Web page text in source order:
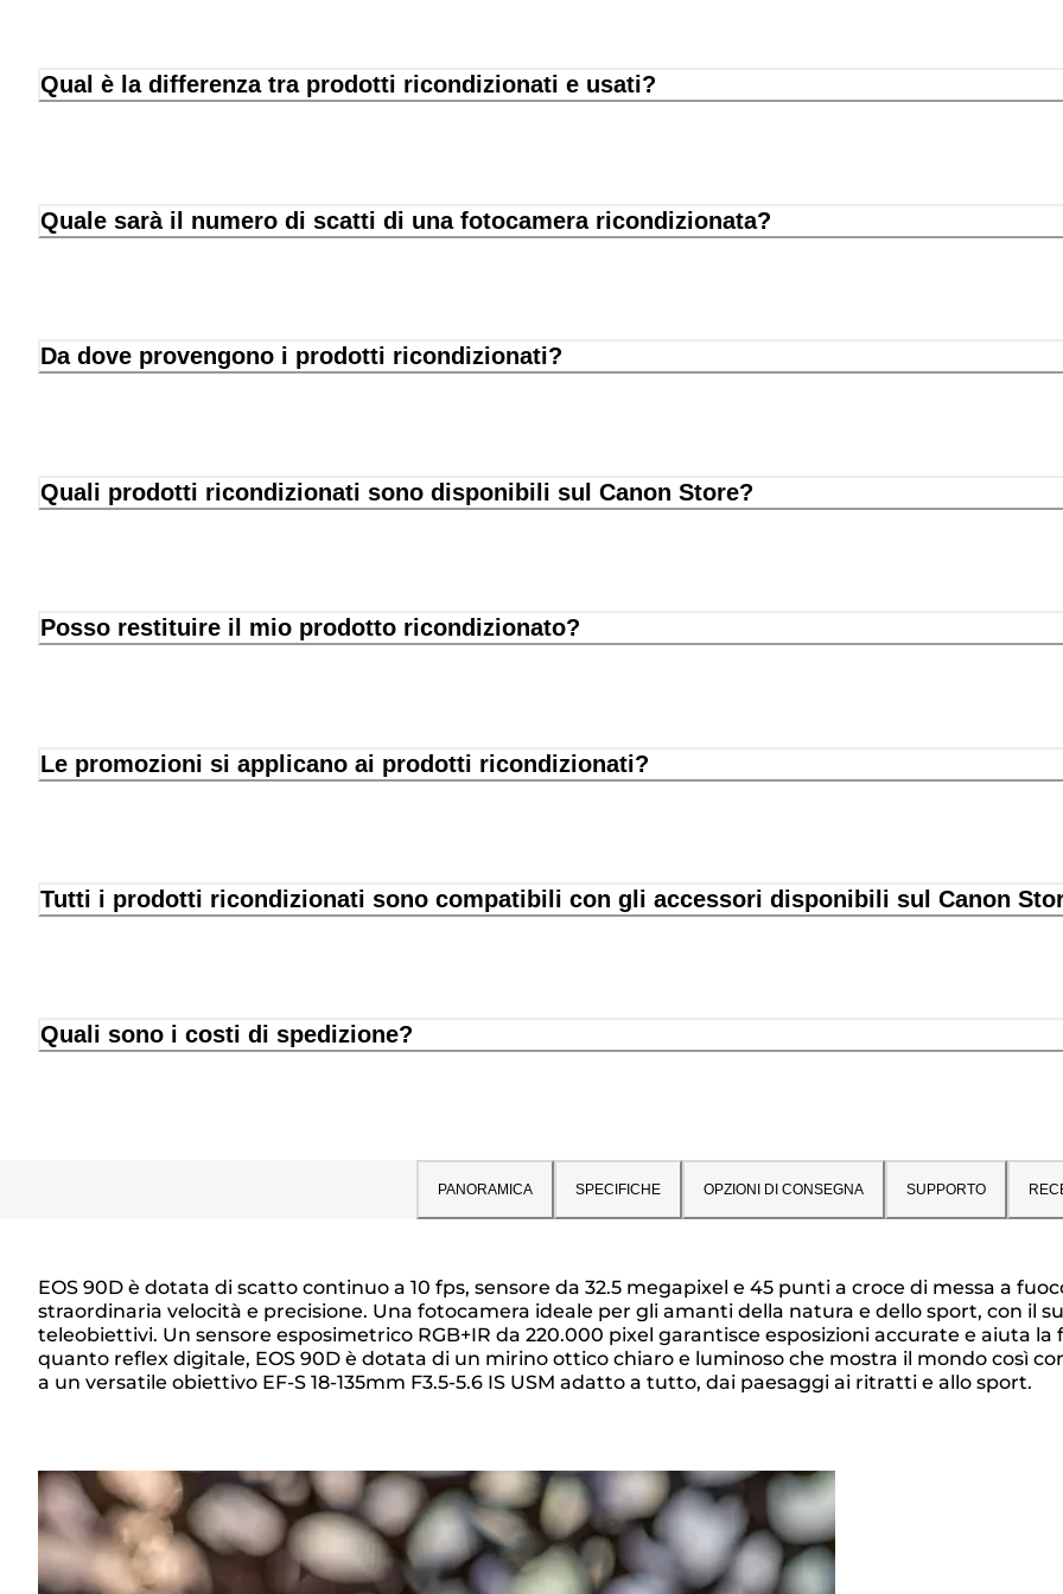
Qual è la differenza tra prodotti ricondizionati e usati?
Quale sarà il numero di scatti di una fotocamera ricondizionata?
Da dove provengono i prodotti ricondizionati?
Quali prodotti ricondizionati sono disponibili sul Canon Store?
Posso restituire il mio prodotto ricondizionato?
Le promozioni si applicano ai prodotti ricondizionati?
Tutti i prodotti ricondizionati sono compatibili con gli accessori disponibili sul Canon
Quali sono i costi di spedizione?
PANORAMICA SPECIFICHE OPZIONI DI CONSEGNA SUPPORTO
Panoramica
EOS 90D è dotata di scatto continuo a 10 fps, sensore da 32.5 megapixel e 45 punti a croce di messa a
straordinaria velocità e precisione. Una fotocamera ideale per gli amanti della natura e dello sport, con il
teleobiettivi. Un sensore esposimetrico RGB+IR da 220.000 pixel garantisce esposizioni accurate e aiuta
quanto reflex digitale, EOS 90D è dotata di un mirino ottico chiaro e luminoso che mostra il mondo così
a un versatile obiettivo EF-S 18-135mm F3.5-5.6 IS USM adatto a tutto, dai paesaggi ai ritratti e allo sport.